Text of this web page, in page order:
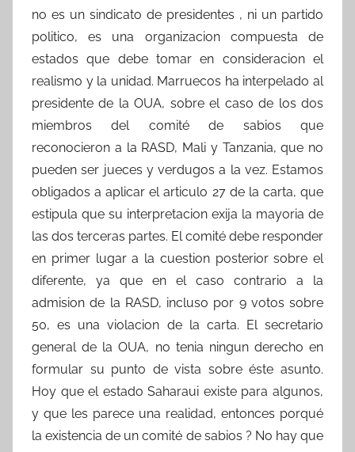
no es un sindicato de presidentes , ni un partido
politico, es una organizacion compuesta de
estados que debe tomar en consideracion el
realismo y la unidad. Marruecos ha interpelado al
presidente de la OUA, sobre el caso de los dos
miembros del comité de sabios que
reconocieron a la RASD, Mali y Tanzania, que no
pueden ser jueces y verdugos a la vez. Estamos
obligados a aplicar el articulo 27 de la carta, que
estipula que su interpretacion exija la mayoria de
las dos terceras partes. El comité debe responder
en primer lugar a la cuestion posterior sobre el
diferente, ya que en el caso contrario a la
admision de la RASD, incluso por 9 votos sobre
50, es una violacion de la carta. El secretario
general de la OUA, no tenia ningun derecho en
formular su punto de vista sobre éste asunto.
Hoy que el estado Saharaui existe para algunos,
y que les parece una realidad, entonces porqué
la existencia de un comité de sabios ? No hay que